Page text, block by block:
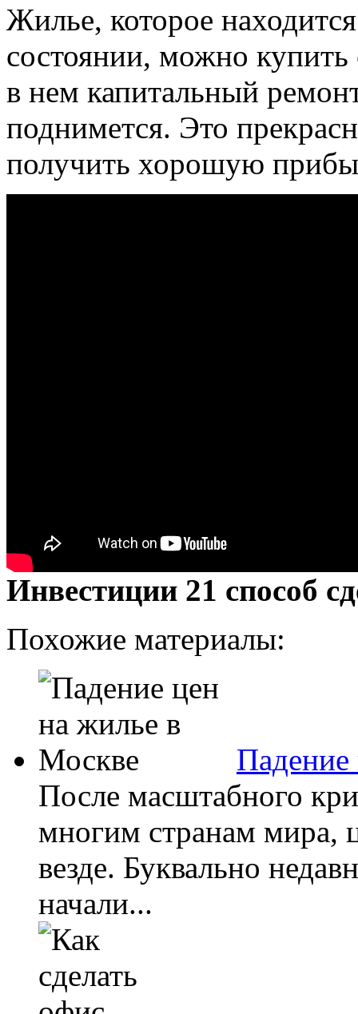
Жилье, которое
состоянии, можно
в нем капитальный
поднимется. Это
получить хорошую
Инвестиции 21 способ
Похожие материалы:
После масштабного
многим странам мира,
везде. Буквально
начали...